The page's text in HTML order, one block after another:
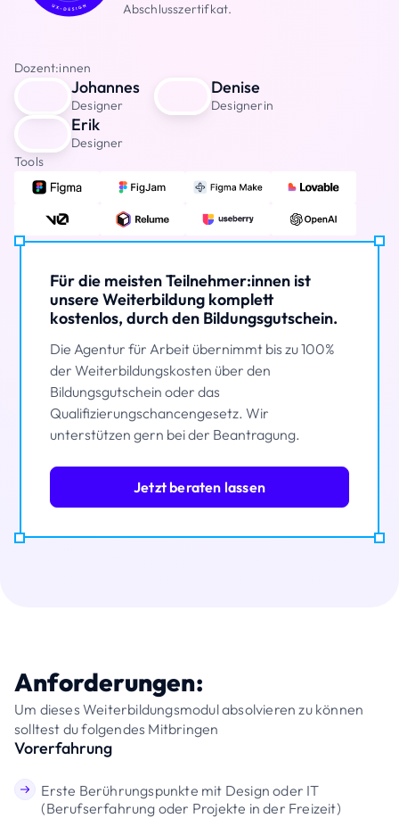
Abschlusszertifkat.
Dozent:innen
Johannes
Designer
Denise
Designerin
Erik
Designer
Tools
Für die meisten Teilnehmer:innen ist
unsere Weiterbildung komplett
kostenlos, durch den Bildungsgutschein.
Die Agentur für Arbeit übernimmt bis zu 100%
der Weiterbildungskosten über den
Bildungsgutschein oder das
Qualifizierungschancengesetz. Wir
unterstützen gern bei der Beantragung.
Jetzt beraten lassen
Anforderungen:
Um dieses Weiterbildungsmodul absolvieren zu können
solltest du folgendes Mitbringen
Vorerfahrung
Erste Berührungspunkte mit Design oder IT
(Berufserfahrung oder Projekte in der Freizeit)